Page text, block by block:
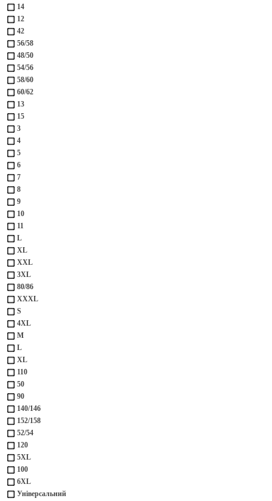
14
12
42
56/58
48/50
54/56
58/60
60/62
13
15
3
4
5
6
7
8
9
10
11
L
XL
XXL
3XL
80/86
XXXL
S
4XL
M
L
XL
110
50
90
140/146
152/158
52/54
120
5XL
100
6XL
Універсальний